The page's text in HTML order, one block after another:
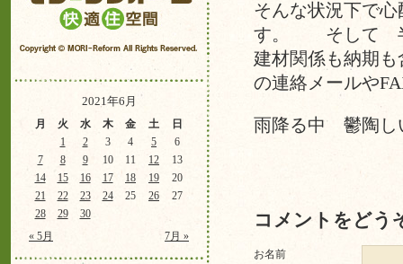
2021年6月
月 火 水 木 金 土 日
« 5月 7月 »
1 2 3 4 5
6
7
8 9 10 11 12
13
14
15 16 17 18 19
20
21
22 23 24 25 26
27
28
29 30
そんな状況下で
す。 そして 半
建材関係も納期
の連絡メールや
雨降る中 鬱陶し
コメントをどう
お名前